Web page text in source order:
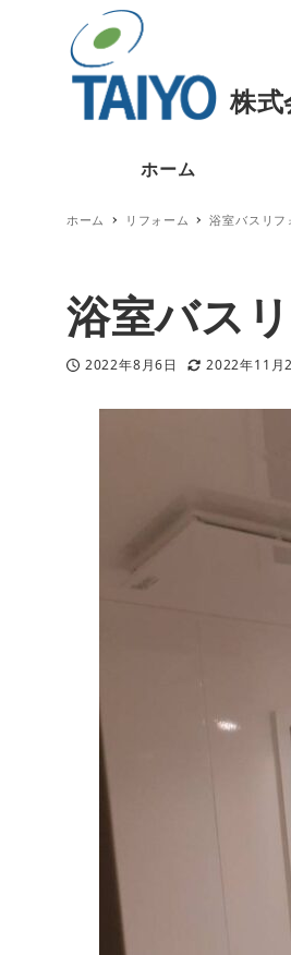
ホーム
ホーム リフォーム 浴室バスリ
浴室バス
投稿日
2022年8月6日
更新日
2022年11月